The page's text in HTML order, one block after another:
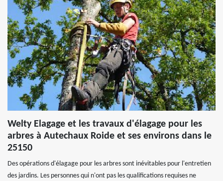
Welty Elagage et les travaux d'élagage pour les
arbres à Autechaux Roide et ses environs dans le
25150
Des opérations d'élagage pour les arbres sont inévitables pour l'entretien
des jardins. Les personnes qui n'ont pas les qualifications requises ne